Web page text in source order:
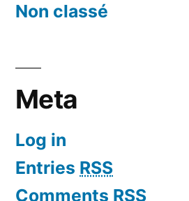
Non classé
Meta
Log in
Entries RSS
Comments RSS